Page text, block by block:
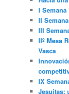
I
II
III
IIº Mesa
Vasca
IX
Jesuitas: